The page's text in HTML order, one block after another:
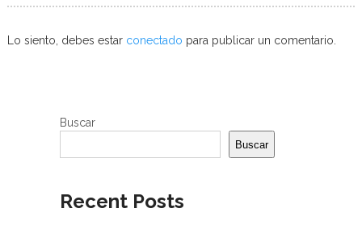
Lo siento, debes estar conectado para publicar un comentario.
Buscar
Buscar
Recent Posts